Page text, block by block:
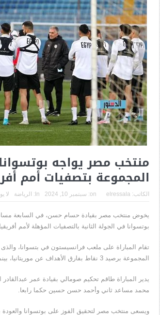
منتخب مصر يواجه
المجموعة بتصفيات أمم
الكاتب: elressala
on: سبتمبر 10, 2024 In: الرياضة لا
يخوض منتخب مصر بقيادة حسام حسن، في السابعة مساء
بوتسوانا في الجولة الثانية بالتصفيات المؤهلة لأمم أفريقيا 2025 بالمغرب.
المجموعة برصيد 3 نقاط بفارق الأهداف عن موريتانيا، بينما يحتل بوتسوانا المركز الثالث بدون رصيد من النقاط.
يدير المباراة طاقم تحكيم صومالي بقيادة عمر
محمد مساعد ثاني وأحمد حسن حسين حكما رابعا.
ويسعى منتخب مصر لتحقيق الفوز على بوتسوانا